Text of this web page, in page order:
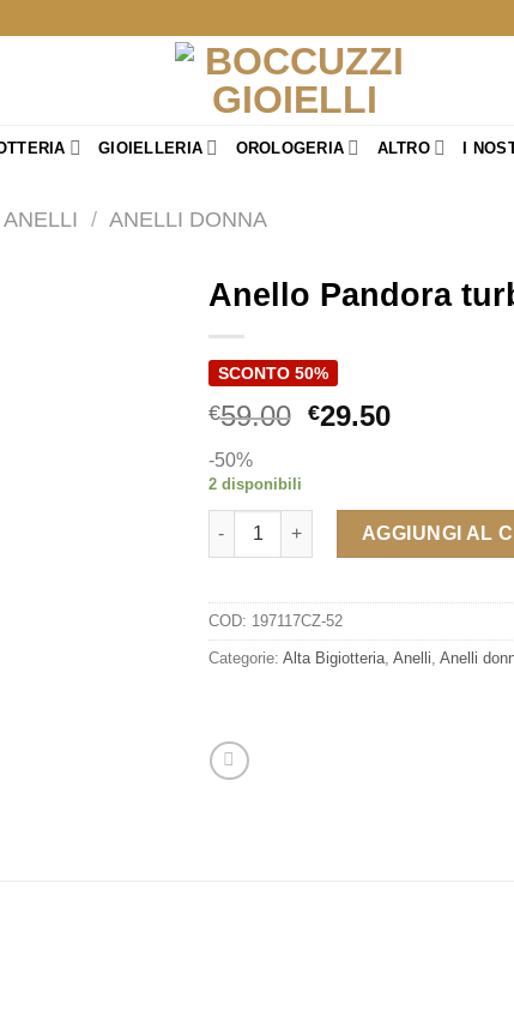
GIOIELLERIA OROLOGERIA ALTRO I
ANELLI / ANELLI DONNA
Anello Pandora
SCONTO 50%
€59.00 Il
€59.00.
€29.50Il
€29.50.
-50%
2 disponibili
Anello Pandora turbinio di cuori
AGGIUNGI AL
COD: 197117CZ-52
Categorie: Alta Bigiotteria, Anelli Anelli